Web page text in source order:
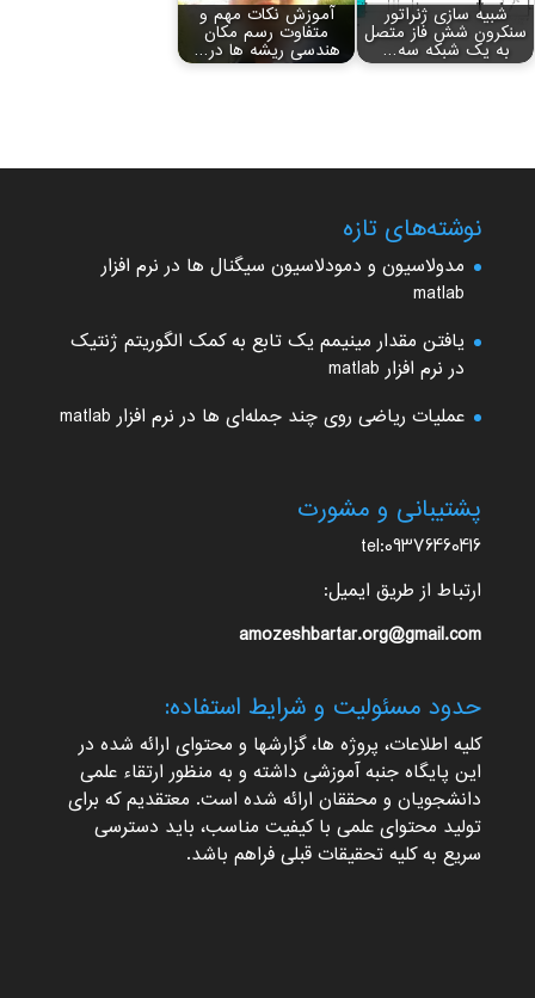
شبیه سازی ژنراتور
سنکرون شش فاز متصل
به یک شبکه سه…
آموزش نکات مهم و
متفاوت رسم مکان
هندسی ریشه‏ ها در…
نوشته‌های تازه
مدولاسیون و دمودلاسیون سیگنال ها در نرم افزار
matlab
یافتن مقدار مینیمم یک تابع به کمک الگوریتم ژنتیک
در نرم افزار matlab
عملیات ریاضی روی چند جمله‌ای ها در نرم افزار matlab
پشتیبانی و مشورت
tel:09376460416
ارتباط از طریق ایمیل:
amozeshbartar.org@gmail.com
حدود مسئولیت و شرایط استفاده:
کلیه اطلاعات، پروژه ها، گزارشها و محتوای ارائه شده در
این پایگاه جنبه آموزشی داشته و به منظور ارتقاء علمی
دانشجویان و محققان ارائه شده است. معتقدیم که برای
تولید محتوای علمی با کیفیت مناسب، باید دسترسی
سریع به کلیه تحقیقات قبلی فراهم باشد.